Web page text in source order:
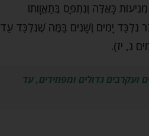
כָּאֵלֶּה וְנִתְפָּס בְּתַאֲוָותוֹ
נִלְכַּד יָמִים וְשָׁנִים בַּמֶּה שֶׁנִּלְכַּד עַד
ג, יז).
ועקרבים גדולים ומפחידים, עד